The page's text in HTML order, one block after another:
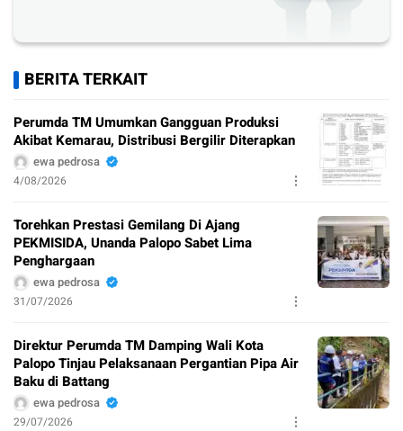
BERITA TERKAIT
Perumda TM Umumkan Gangguan Produksi
Akibat Kemarau, Distribusi Bergilir Diterapkan
ewa pedrosa
4/08/2026
Torehkan Prestasi Gemilang Di Ajang
PEKMISIDA, Unanda Palopo Sabet Lima
Penghargaan
ewa pedrosa
31/07/2026
Direktur Perumda TM Damping Wali Kota
Palopo Tinjau Pelaksanaan Pergantian Pipa Air
Baku di Battang
ewa pedrosa
29/07/2026